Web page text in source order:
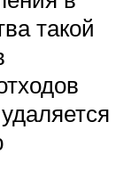
такой